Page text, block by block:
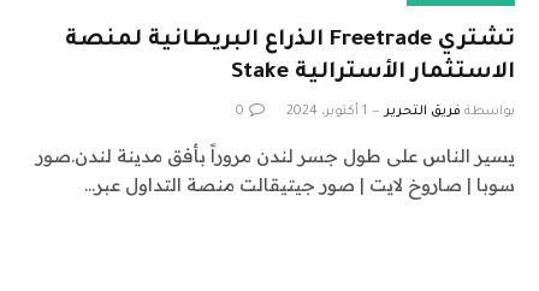
تشتري Freetrade الذراع البريطانية لمنصة
الاستثمار الأسترالية Stake
بواسطة فريق التحرير 1 أكتوبر، 2024 0
يسير الناس على طول جسر لندن مروراً بأفق مدينة لندن.صور
سوبا | صاروخ لايت | صور جيتيقالت منصة التداول عبر…